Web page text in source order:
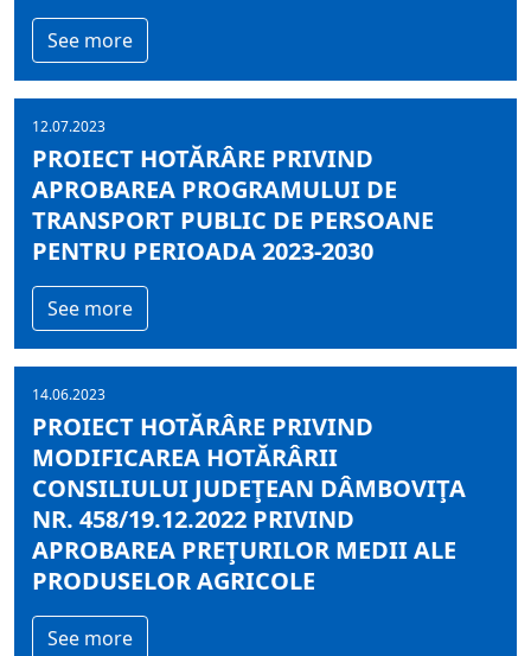
See more
12.07.2023
PROIECT HOTĂRÂRE PRIVIND
APROBAREA PROGRAMULUI DE
TRANSPORT PUBLIC DE PERSOANE
PENTRU PERIOADA 2023-2030
See more
14.06.2023
PROIECT HOTĂRÂRE PRIVIND
MODIFICAREA HOTĂRÂRII
CONSILIULUI JUDEŢEAN DÂMBOVIŢA
NR. 458/19.12.2022 PRIVIND
APROBAREA PREŢURILOR MEDII ALE
PRODUSELOR AGRICOLE
See more